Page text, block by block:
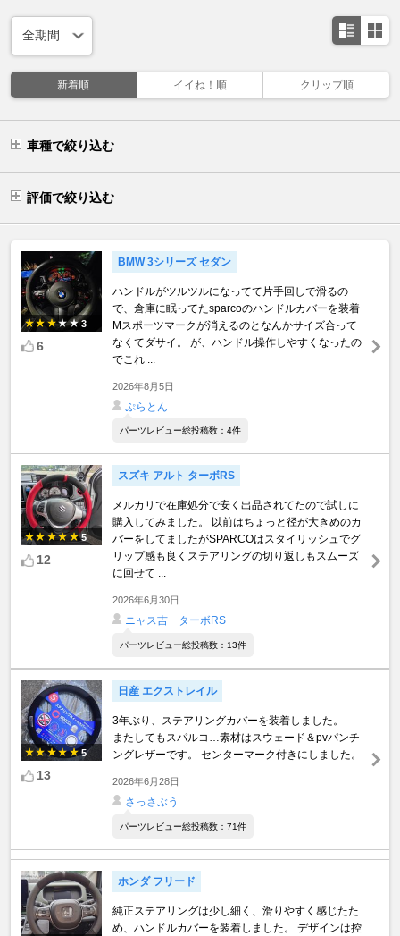
新着順 イイね！順 クリップ順
車種で絞り込む
評価で絞り込む
3
6
BMW 3シリーズ セダン
ハンドルがツルツルになってて片手回しで滑るの
で、倉庫に眠ってたsparcoのハンドルカバーを装着
Mスポーツマークが消えるのとなんかサイズ合って
なくてダサイ。 が、ハンドル操作しやすくなったの
でこれ ...
2026年8月5日
ぷらとん
パーツレビュー総投稿数：4件
5
12
スズキ アルト ターボRS
メルカリで在庫処分で安く出品されてたので試しに
購入してみました。 以前はちょっと径が大きめのカ
バーをしてましたがSPARCOはスタイリッシュでグ
リップ感も良くステアリングの切り返しもスムーズ
に回せて ...
2026年6月30日
ニャス吉 ターボRS
パーツレビュー総投稿数：13件
5
13
日産 エクストレイル
3年ぶり、ステアリングカバーを装着しました。
またしてもスパルコ…素材はスウェード＆pvパンチ
ングレザーです。 センターマーク付きにしました。
2026年6月28日
さっさぶう
パーツレビュー総投稿数：71件
ホンダ フリード
純正ステアリングは少し細く、滑りやすく感じたた
め、ハンドルカバーを装着しました。 デザインは控